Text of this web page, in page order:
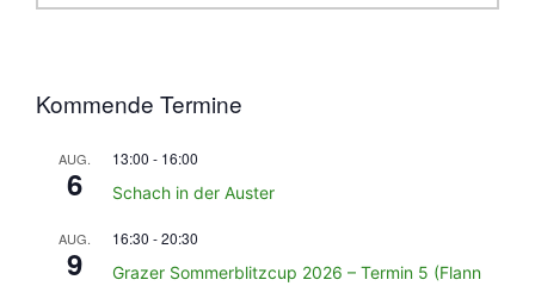
Kommende Termine
AUG.
6
13:00 - 16:00
Schach in der Auster
AUG.
9
16:30 -20:30
Grazer Sommerblitzcup 2026 – Termin 5 (Flann